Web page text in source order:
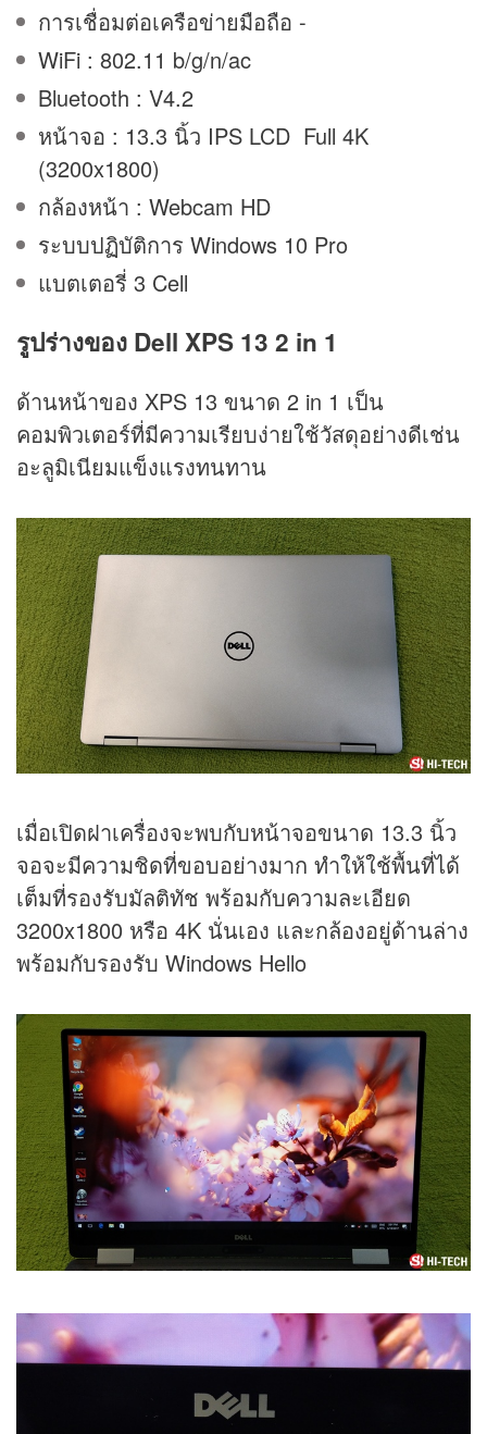
การเชื่อมต่อเครือข่ายมือถือ -
WiFi : 802.11 b/g/n/ac
Bluetooth : V4.2
หน้าจอ : 13.3 นิ้ว IPS LCD Full 4K
(3200x1800)
กล้องหน้า : Webcam HD
ระบบปฏิบัติการ Windows 10 Pro
แบตเตอรี่ 3 Cell
รูปร่างของ Dell XPS 13 2 in 1
ด้านหน้าของ XPS 13 ขนาด 2 in 1 เป็น
คอมพิวเตอร์ที่มีความเรียบง่ายใช้วัสดุอย่างดีเช่น
อะลูมิเนียมแข็งแรงทนทาน
เมื่อเปิดฝาเครื่องจะพบกับหน้าจอขนาด 13.3 นิ้ว
จอจะมีความชิดที่ขอบอย่างมาก ทำให้ใช้พื้นที่ได้
เต็มที่รองรับมัลติทัช พร้อมกับความละเอียด
3200x1800 หรือ 4K นั่นเอง และกล้องอยู่ด้านล่าง
พร้อมกับรองรับ Windows Hello